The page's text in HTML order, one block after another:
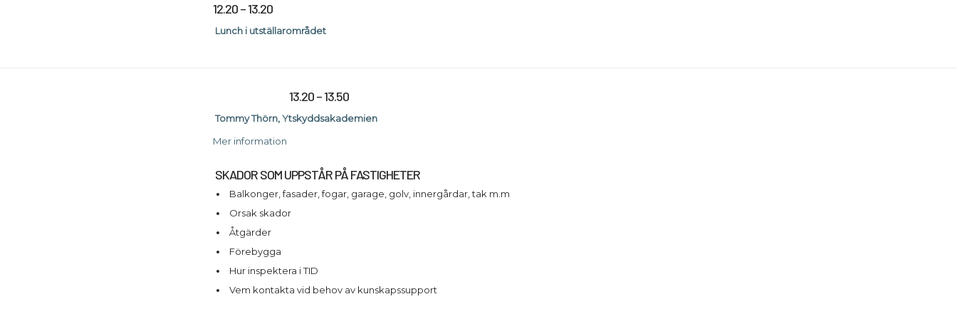
12.20 – 13.20
Lunch i utställarområdet
13.20 – 13.50
Tommy Thörn, Ytskyddsakademien
Mer information
SKADOR SOM UPPSTÅR PÅ FASTIGHETER
Balkonger, fasader, fogar, garage, golv, innergårdar, tak m.m
Orsak skador
Åtgärder
Förebygga
Hur inspektera i TID
Vem kontakta vid behov av kunskapssupport